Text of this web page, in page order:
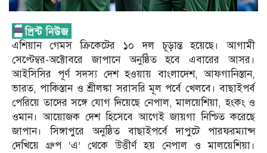
এশিয়ান গেমস ক্রিকেটের ১০ দল চূড়ান্ত হয়েছে। আগামী
সেপ্টেম্বর-অক্টোবরে জাপানে অনুষ্ঠিত হবে এবারের আসর।
আইসিসির পূর্ণ সদস্য দেশ হওয়ায় বাংলাদেশ, আফগানিস্তান,
ভারত, পাকিস্তান ও শ্রীলঙ্কা সরাসরি মূল পর্বে খেলবে। বাছাইপর্ব
পেরিয়ে তাদের সঙ্গে যোগ দিয়েছে নেপাল, মালয়েশিয়া, হংকং ও
ওমান। আয়োজক দেশ হিসেবে আগেই জায়গা নিশ্চিত করেছে
জাপান। সিঙ্গাপুরে অনুষ্ঠিত বাছাইপর্বে দাপুটে পারফরম্যান্স
দেখিয়ে গ্রুপ ‘এ’ থেকে উত্তীর্ণ হয় নেপাল ও মালয়েশিয়া।